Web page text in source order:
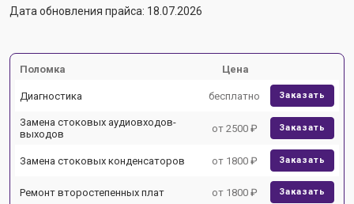
Дата обновления прайса: 18.07.2026
Поломка Цена
Диагностика бесплатно Заказать
Замена стоковых аудиовходов-
выходов
от 2500 ₽ Заказать
Замена стоковых конденсаторов от 1800 ₽ Заказать
Ремонт второстепенных плат от 1800 ₽ Заказать